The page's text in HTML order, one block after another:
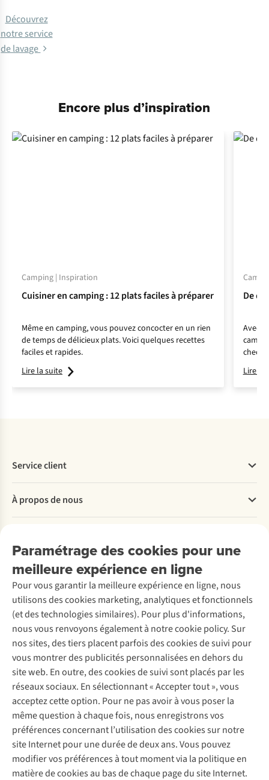
Découvrez
notre service
de lavage
Encore plus d’inspiration
Camping | Inspiration
Cuisiner en camping : 12 plats faciles à préparer
Même en camping, vous pouvez concocter en un rien
de temps de délicieux plats. Voici quelques recettes
faciles et rapides.
Lire la suite
De
Avec
check-
Lire la
Paramétrage des cookies pour une
meilleure expérience en ligne
Pour vous garantir la meilleure expérience en ligne, nous
utilisons des cookies marketing, analytiques et fonctionnels
(et des technologies similaires). Pour plus d'informations,
nous vous renvoyons également à notre cookie policy. Sur
nos sites, des tiers placent parfois des cookies de suivi pour
vous montrer des publicités personnalisées en dehors du
site web. En outre, des cookies de suivi sont placés par les
réseaux sociaux. En sélectionnant « Accepter tout », vous
acceptez cette option. Pour ne pas avoir à vous poser la
même question à chaque fois, nous enregistrons vos
préférences concernant l’utilisation des cookies sur notre
site Internet pour une durée de deux ans. Vous pouvez
modifier vos préférences à tout moment via la politique en
matière de cookies au bas de chaque page du site Internet.
Service client
Commander
Payer
Retourner
Rétractation d'une commande
Entretien & réparations
Garantie
Contactez-nous
À propos de nous
Entreprise responsable
À propos d’Ayacucho
Nos magasins
À propos d’A.S.Adventure
Déclaration d'accessibilité
Location / Location sports d’hiver
Seconde-main
Entretien de ski
Service de lavage
Entretien de chaussures
Réparation de chaussures
Réparation de vêtements
Retouches
Pour les entreprises
Découvrez
A.S.Magazine
Explore Camp
Expertise & conseils
Abonnez-vous à la newsletter
Suivez-nous
Mentions légales
Politique de confidentialité